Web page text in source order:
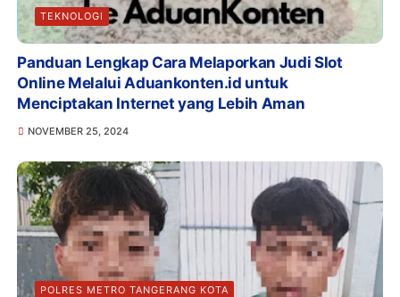
TEKNOLOGI
Panduan Lengkap Cara Melaporkan Judi Slot
Online Melalui Aduankonten.id untuk
Menciptakan Internet yang Lebih Aman
NOVEMBER 25, 2024
POLRES METRO TANGERANG KOTA